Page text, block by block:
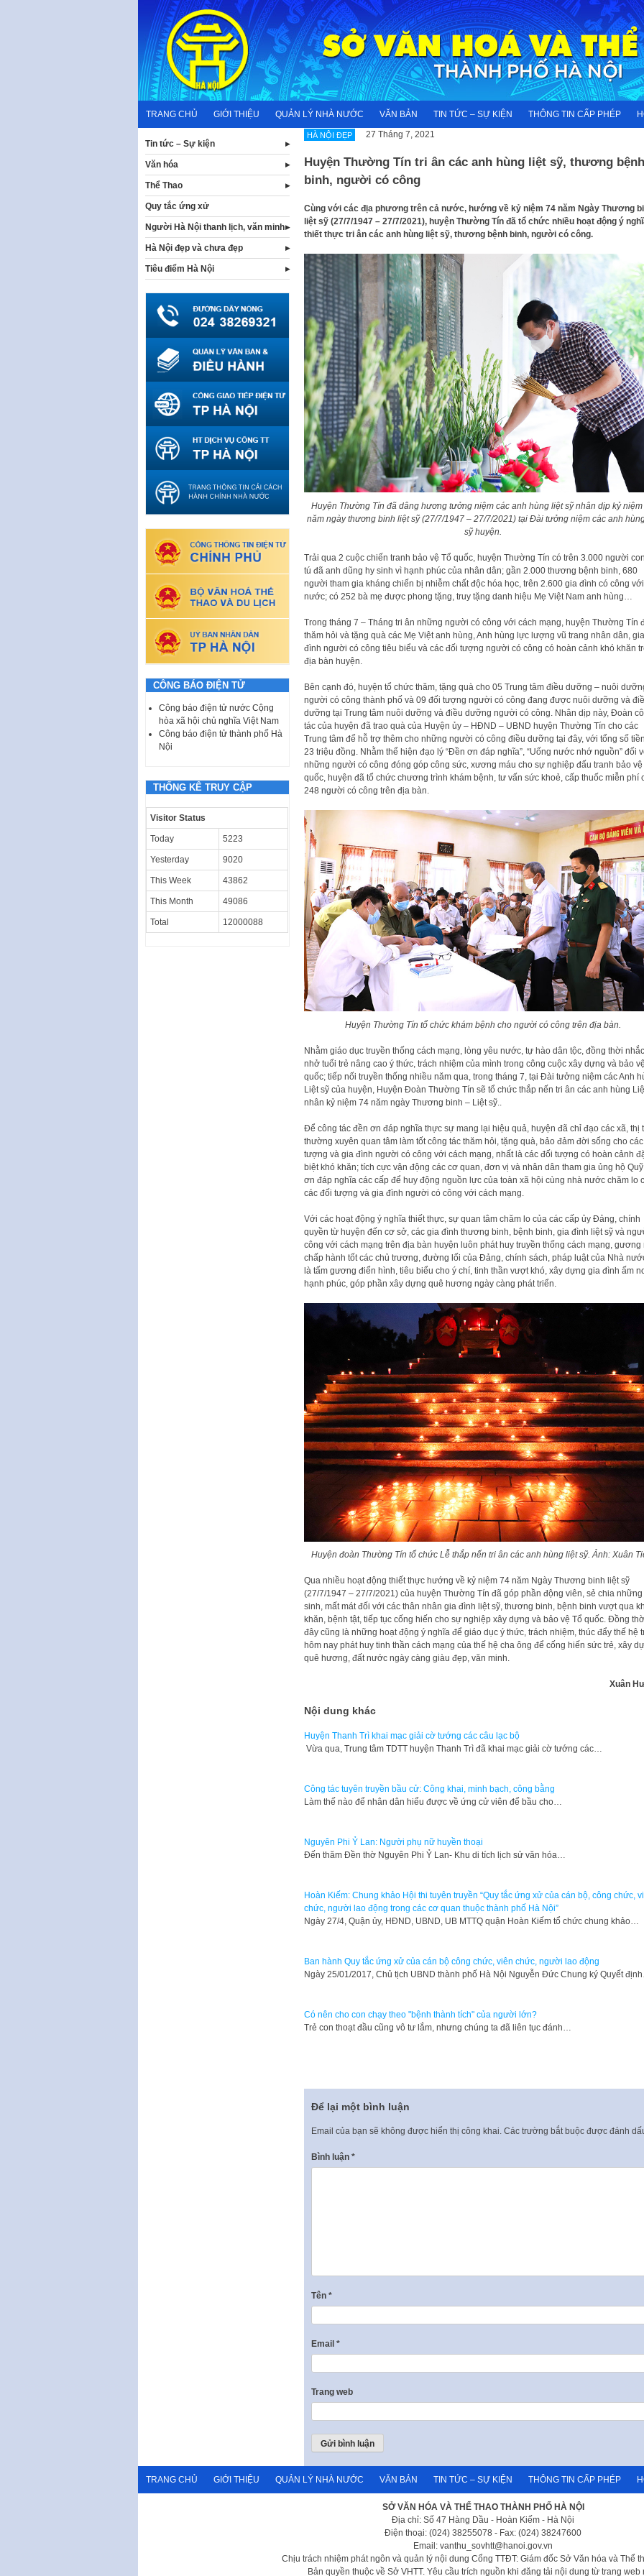
content
TRANG CHỦ GIỚI THIỆU QUẢN LÝ NHÀ NƯỚC VĂN BẢN TIN TỨC – SỰ KIỆN THÔNG TIN CẤP PHÉP
HÀ NỘI ĐẸP 27 Tháng 7, 2021
Huyện Thường Tín tri ân các anh hùng liệt sỹ, thương bệnh
binh, người có công
Cùng với các địa phương trên cả nước, hướng về kỷ niệm 74 năm Ngày Thương
liệt sỹ (27/7/1947 – 27/7/2021), huyện Thường Tín đã tổ chức nhiều hoạt động ý
thiết thực tri ân các anh hùng liệt sỹ, thương bệnh binh, người có công.
Huyện Thường Tín đã dâng hương tưởng niệm các anh hùng liệt sỹ nhân dịp kỷ niệm
năm ngày thương binh liệt sỹ (27/7/1947 – 27/7/2021) tại Đài tưởng niệm các anh
sỹ huyện.
Trải qua 2 cuộc chiến tranh bảo vệ Tổ quốc, huyện Thường Tín có trên 3.000 người
tú đã anh dũng hy sinh vì hạnh phúc của nhân dân; gần 2.000 thương bệnh binh, 680
người tham gia kháng chiến bị nhiễm chất độc hóa học, trên 2.600 gia đình có công với
nước; có 252 bà mẹ được phong tặng, truy tặng danh hiệu Mẹ Việt Nam anh hùng…
Trong tháng 7 – Tháng tri ân những người có công với cách mạng, huyện Thường Tín
thăm hỏi và tặng quà các Mẹ Việt anh hùng, Anh hùng lực lượng vũ trang nhân dân, gia
đình người có công tiêu biểu và các đối tượng người có công có hoàn cảnh khó khăn
địa bàn huyện.
Bên cạnh đó, huyện tổ chức thăm, tặng quà cho 05 Trung tâm điều dưỡng – nuôi
người có công thành phố và 09 đối tượng người có công đang được nuôi dưỡng và
dưỡng tại Trung tâm nuôi dưỡng và điều dưỡng người có công. Nhân dịp này, Đoàn
tác của huyện đã trao quà của Huyện ủy – HĐND – UBND huyện Thường Tín cho các
Trung tâm để hỗ trợ thêm cho những người có công điều dưỡng tại đây, với tổng số
23 triệu đồng. Nhằm thể hiện đạo lý “Đền ơn đáp nghĩa”, “Uống nước nhớ nguồn” đối
những người có công đóng góp công sức, xương máu cho sự nghiệp đấu tranh bảo vệ
quốc, huyện đã tổ chức chương trình khám bệnh, tư vấn sức khoẻ, cấp thuốc miễn phí
248 người có công trên địa bàn.
Huyện Thường Tín tổ chức khám bệnh cho người có công trên địa bàn.
Nhằm giáo dục truyền thống cách mạng, lòng yêu nước, tự hào dân tộc, đồng thời nhắc
nhở tuổi trẻ nâng cao ý thức, trách nhiệm của mình trong công cuộc xây dựng và bảo
quốc; tiếp nối truyền thống nhiều năm qua, trong tháng 7, tại Đài tưởng niệm các Anh
Liệt sỹ của huyện, Huyện Đoàn Thường Tín sẽ tổ chức thắp nến tri ân các anh hùng
nhân kỷ niệm 74 năm ngày Thương binh – Liệt sỹ..
Để công tác đền ơn đáp nghĩa thực sự mang lại hiệu quả, huyện đã chỉ đạo các xã, thị
thường xuyên quan tâm làm tốt công tác thăm hỏi, tặng quà, bảo đảm đời sống cho
tượng và gia đình người có công với cách mạng, nhất là các đối tượng có hoàn cảnh
biệt khó khăn; tích cực vận động các cơ quan, đơn vị và nhân dân tham gia ủng hộ
ơn đáp nghĩa các cấp để huy động nguồn lực của toàn xã hội cùng nhà nước chăm lo
các đối tượng và gia đình người có công với cách mạng.
Với các hoạt động ý nghĩa thiết thực, sự quan tâm chăm lo của các cấp ủy Đảng, chính
quyền từ huyện đến cơ sở, các gia đình thương binh, bệnh binh, gia đình liệt sỹ và
công với cách mạng trên địa bàn huyện luôn phát huy truyền thống cách mạng, gương
chấp hành tốt các chủ trương, đường lối của Đảng, chính sách, pháp luật của Nhà
là tấm gương điển hình, tiêu biểu cho ý chí, tinh thần vượt khó, xây dựng gia đình ấm
hạnh phúc, góp phần xây dựng quê hương ngày càng phát triển.
Huyện đoàn Thường Tín tổ chức Lễ thắp nến tri ân các anh hùng liệt sỹ. Ảnh: Xuân
Qua nhiều hoạt động thiết thực hướng về kỷ niệm 74 năm Ngày Thương binh liệt sỹ
(27/7/1947 – 27/7/2021) của huyện Thường Tín đã góp phần động viên, sẻ chia những
sinh, mất mát đối với các thân nhân gia đình liệt sỹ, thương binh, bệnh binh vượt qua
khăn, bệnh tật, tiếp tục cống hiến cho sự nghiệp xây dựng và bảo vệ Tổ quốc. Đồng
đây cũng là những hoạt động ý nghĩa để giáo dục ý thức, trách nhiệm, thúc đẩy thế hệ
hôm nay phát huy tinh thần cách mạng của thế hệ cha ông để cống hiến sức trẻ, xây
quê hương, đất nước ngày càng giàu đẹp, văn minh.
Xuân
Nội dung khác
Huyện Thanh Trì khai mạc giải cờ tướng các câu lạc bộ
Vừa qua, Trung tâm TDTT huyện Thanh Trì đã khai mạc giải cờ tướng các…
Công tác tuyên truyền bầu cử: Công khai, minh bạch, công bằng
Làm thế nào để nhân dân hiểu được về ứng cử viên để bầu cho…
Nguyên Phi Ỷ Lan: Người phụ nữ huyền thoại
Đến thăm Đền thờ Nguyên Phi Ỷ Lan- Khu di tích lịch sử văn hóa…
Hoàn Kiếm: Chung khảo Hội thi tuyên truyền “Quy tắc ứng xử của cán bộ, công chức,
chức, người lao động trong các cơ quan thuộc thành phố Hà Nội”
Ngày 27/4, Quận ủy, HĐND, UBND, UB MTTQ quận Hoàn Kiếm tổ chức chung khảo…
Ban hành Quy tắc ứng xử của cán bộ công chức, viên chức, người lao động
Ngày 25/01/2017, Chủ tịch UBND thành phố Hà Nội Nguyễn Đức Chung ký Quyết
Có nên cho con chạy theo "bệnh thành tích" của người lớn?
Trẻ con thoạt đầu cũng vô tư lắm, nhưng chúng ta đã liên tục đánh…
Để lại một bình luận
Email của bạn sẽ không được hiển thị công khai. Các trường bắt buộc được đánh
Bình luận *
Tên *
Email *
Trang web
Tin tức – Sự kiện
Văn hóa
Thể Thao
Quy tắc ứng xử
Người Hà Nội thanh lịch, văn minh
Hà Nội đẹp và chưa đẹp
Tiêu điểm Hà Nội
CÔNG BÁO ĐIỆN TỬ
Công báo điện tử nước Cộng
hòa xã hội chủ nghĩa Việt Nam
Công báo điện tử thành phố Hà
Nội
THỐNG KÊ TRUY CẬP
Visitor Status
Today 5223
Yesterday 9020
This Week 43862
This Month 49086
Total 12000088
TRANG CHỦ GIỚI THIỆU QUẢN LÝ NHÀ NƯỚC VĂN BẢN TIN TỨC – SỰ KIỆN THÔNG TIN CẤP PHÉP
SỞ VĂN HÓA VÀ THỂ THAO THÀNH PHỐ HÀ NỘI
Địa chỉ: Số 47 Hàng Dầu - Hoàn Kiếm - Hà Nội
Điện thoại: (024) 38255078 - Fax: (024) 38247600
Email: vanthu_sovhtt@hanoi.gov.vn
Chịu trách nhiệm phát ngôn và quản lý nội dung Cổng TTĐT: Giám đốc Sở Văn hóa và Thể
Bản quyền thuộc về Sở VHTT. Yêu cầu trích nguồn khi đăng tải nội dung từ trang web